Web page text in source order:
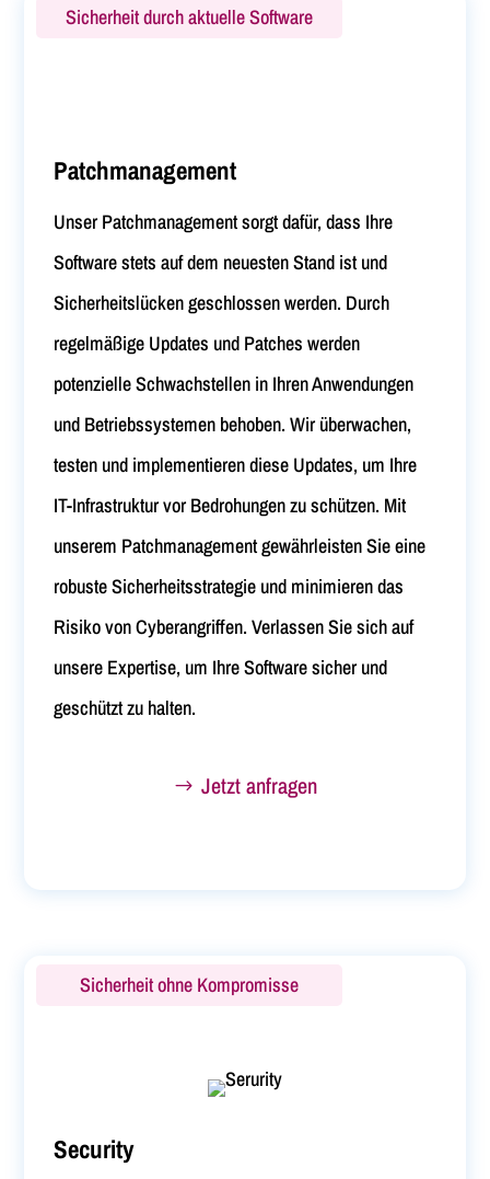
Sicherheit durch aktuelle Software
Patchmanagement
Unser Patchmanagement sorgt dafür, dass Ihre
Software stets auf dem neuesten Stand ist und
Sicherheitslücken geschlossen werden. Durch
regelmäßige Updates und Patches werden
potenzielle Schwachstellen in Ihren Anwendungen
und Betriebssystemen behoben. Wir überwachen,
testen und implementieren diese Updates, um Ihre
IT-Infrastruktur vor Bedrohungen zu schützen. Mit
unserem Patchmanagement gewährleisten Sie eine
robuste Sicherheitsstrategie und minimieren das
Risiko von Cyberangriffen. Verlassen Sie sich auf
unsere Expertise, um Ihre Software sicher und
geschützt zu halten.
Jetzt anfragen
Sicherheit ohne Kompromisse
Security